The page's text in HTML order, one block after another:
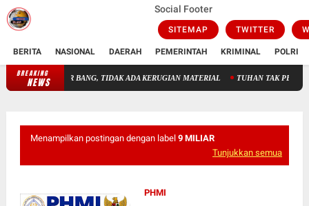
Social Footer
SITEMAP TWITTER
BERITA NASIONAL DAERAH PEMERINTAH KRIMINAL POLRI
BREAKING
NEWS DAMKAR SIGAP PADAMKAN API DI STADION AIR BANG, TIDAK
Menampilkan postingan dengan label 9 MILIAR
Tunjukkan semua
PHMI